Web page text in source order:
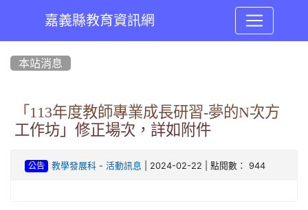
嘉義縣教育資訊網
本站消息
「113年度教師專業成長研習-夢的N次方
工作坊」修正場次，詳如附件
公告 教學發展科- 活動訊息 | 2024-02-22 | 點閱數： 944